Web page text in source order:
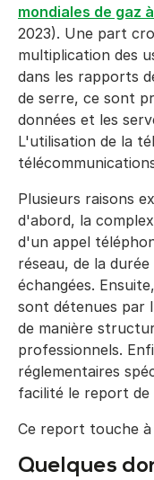
mondiales de gaz
2023). Une part
multiplication des
dans les rapports
de serre, ce sont
données et les
L'utilisation de la
Plusieurs raisons
d'abord, la
d'un appel
réseau, de la
échangées.
sont détenues par
de manière
professionnels.
réglementaires
facilité le report de
Ce report touche à
Quelques